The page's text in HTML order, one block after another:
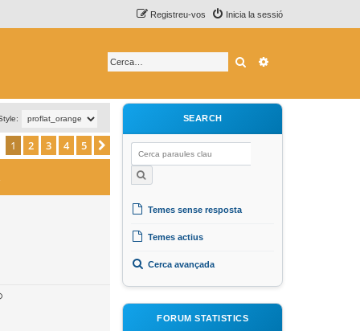
Inicia la sessió
Registreu-vos
Cerca
1 2 3 4 5 Següent
SEARCH
Temes sense resposta
Temes actius
Cerca avançada
FORUM STATISTICS